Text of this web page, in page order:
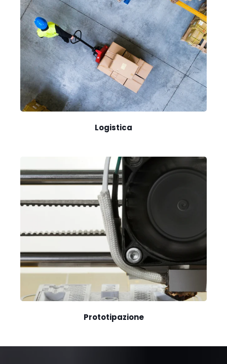
Logistica
Prototipazione